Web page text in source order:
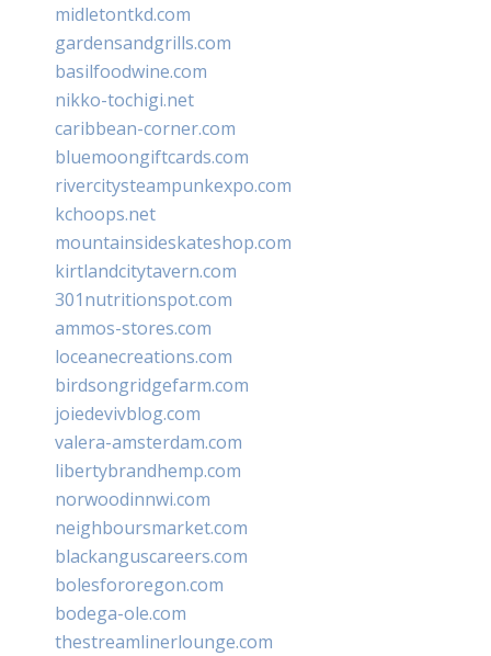
midletontkd.com
gardensandgrills.com
basilfoodwine.com
nikko-tochigi.net
caribbean-corner.com
bluemoongiftcards.com
rivercitysteampunkexpo.com
kchoops.net
mountainsideskateshop.com
kirtlandcitytavern.com
301nutritionspot.com
ammos-stores.com
loceanecreations.com
birdsongridgefarm.com
joiedevivblog.com
valera-amsterdam.com
libertybrandhemp.com
norwoodinnwi.com
neighboursmarket.com
blackanguscareers.com
bolesfororegon.com
bodega-ole.com
thestreamlinerlounge.com